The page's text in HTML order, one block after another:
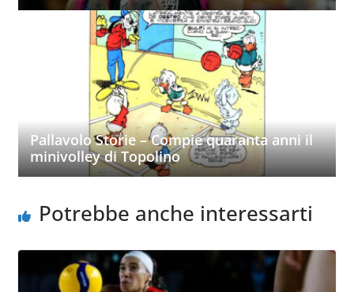
Pallavolo Storie – Compie quaranta anni il
minivolley di Topolino
Potrebbe anche interessarti